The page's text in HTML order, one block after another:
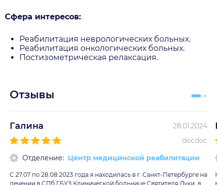
Сфера интересов:
Реабилитация неврологических больных.
Реабилитация онкологических больных.
Постизометрическая релаксация.
Отзывы
Галина
28.01.2024
docdoc
Отделение: Центр медицинской реабилитации
С 27.07 по 28.08.2023 года я находилась в г. Санкт-Петербурге на
лечении в СПб ГБУЗ Клинической больнице Святителя Луки, в